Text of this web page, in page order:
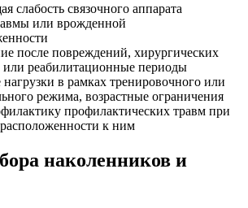
слабость связочного аппарата
или врожденной
после повреждений, хирургических
или реабилитационные периоды
в рамках тренировочного или
режима, возрастные ограничения
профилактических травм при
к ним
наколенников и